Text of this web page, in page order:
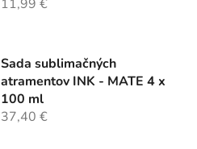
11,99 €
Sada sublimačných
atramentov INK - MATE 4 x
100 ml
37,40 €